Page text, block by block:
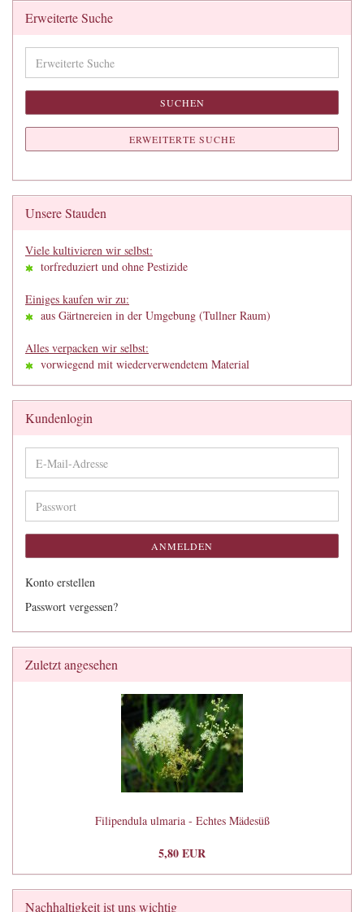
Erweiterte Suche
Suche
SUCHEN
ERWEITERTE SUCHE
Unsere Stauden
Viele kultivieren wir selbst:
torfreduziert und ohne Pestizide
Einiges kaufen wir zu:
aus Gärtnereien in der Umgebung (Tullner Raum)
Alles verpacken wir selbst:
vorwiegend mit wiederverwendetem Material
Kundenlogin
E-
Mail-
Adresse
Passwort
ANMELDEN
Konto erstellen
Passwort vergessen?
Zuletzt angesehen
Filipendula ulmaria - Echtes Mädesüß
5,80 EUR
Nachhaltigkeit ist uns wichtig